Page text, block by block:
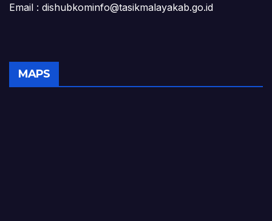
Email : dishubkominfo@tasikmalayakab.go.id
MAPS